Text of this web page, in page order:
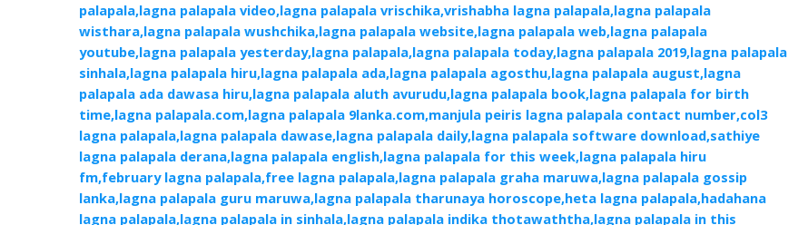
palapala,lagna palapala video,lagna palapala vrischika,vrishabha lagna palapala,lagna palapala
wisthara,lagna palapala wushchika,lagna palapala website,lagna palapala web,lagna palapala
youtube,lagna palapala yesterday,lagna palapala,lagna palapala today,lagna palapala 2019,lagna palapala
sinhala,lagna palapala hiru,lagna palapala ada,lagna palapala agosthu,lagna palapala august,lagna
palapala ada dawasa hiru,lagna palapala aluth avurudu,lagna palapala book,lagna palapala for birth
time,lagna palapala.com,lagna palapala 9lanka.com,manjula peiris lagna palapala contact number,col3
lagna palapala,lagna palapala dawase,lagna palapala daily,lagna palapala software download,sathiye
lagna palapala derana,lagna palapala english,lagna palapala for this week,lagna palapala hiru
fm,february lagna palapala,free lagna palapala,lagna palapala graha maruwa,lagna palapala gossip
lanka,lagna palapala guru maruwa,lagna palapala tharunaya horoscope,heta lagna palapala,hadahana
lagna palapala,lagna palapala in sinhala,lagna palapala indika thotawaththa,lagna palapala in this